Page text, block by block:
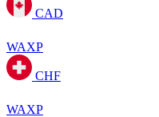
CAD
WAXP
CHF
WAXP